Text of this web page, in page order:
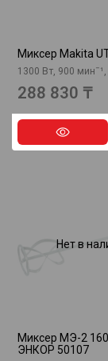
Миксер Makita
1300 Вт, 900 минˉ¹,
288 830 ₸
Нет в
Миксер МЭ-2
ЭНКОР 50107